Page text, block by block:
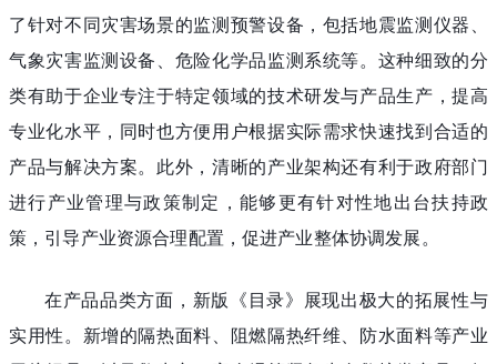
了针对不同灾害场景的监测预警设备，包括地震监测仪器、
气象灾害监测设备、危险化学品监测系统等。这种细致的分
类有助于企业专注于特定领域的技术研发与产品生产，提高
专业化水平，同时也方便用户根据实际需求快速找到合适的
产品与解决方案。此外，清晰的产业架构还有利于政府部门
进行产业管理与政策制定，能够更有针对性地出台扶持政
策，引导产业资源合理配置，促进产业整体协调发展。
在产品品类方面，新版《目录》展现出极大的拓展性与
实用性。新增的隔热面料、阻燃隔热纤维、防水面料等产业